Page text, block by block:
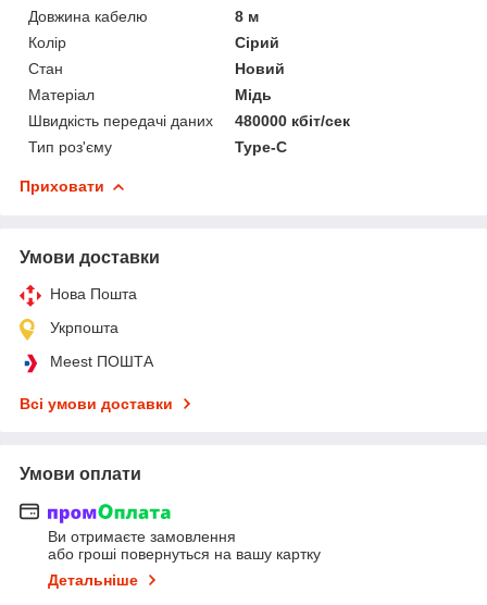
Довжина кабелю
8 м
Колір
Сірий
Стан
Новий
Матеріал
Мідь
Швидкість передачі даних
480000 кбіт/сек
Тип роз'єму
Type-C
Приховати
Умови доставки
Нова Пошта
Укрпошта
Meest ПОШТА
Всі умови доставки
Умови оплати
Ви отримаєте замовлення
або гроші повернуться на вашу картку
Детальніше